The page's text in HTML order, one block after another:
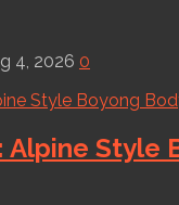
4, 2026 0
Alpine Style